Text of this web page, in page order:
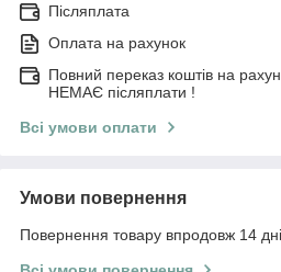
Післяплата
Оплата на рахунок
Повний переказ коштів на
НЕМАЄ післяплати !
Всі умови оплати
Умови повернення
Повернення товару впродовж 14